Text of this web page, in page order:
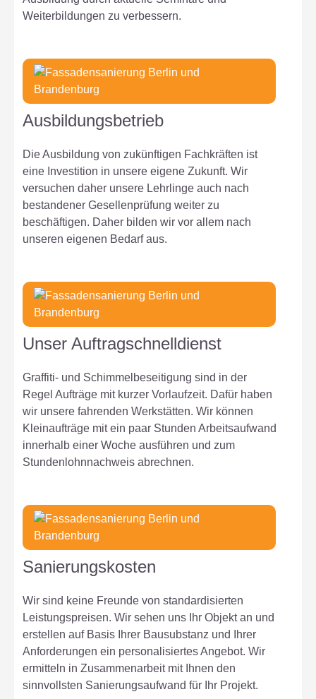
Weiterbildungen zu verbessern.
Ausbildungsbetrieb
Die Ausbildung von zukünftigen Fachkräften ist
eine Investition in unsere eigene Zukunft. Wir
versuchen daher unsere Lehrlinge auch nach
bestandener Gesellenprüfung weiter zu
beschäftigen. Daher bilden wir vor allem nach
unseren eigenen Bedarf aus.
Unser Auftragschnelldienst
Graffiti- und Schimmelbeseitigung sind in der
Regel Aufträge mit kurzer Vorlaufzeit. Dafür haben
wir unsere fahrenden Werkstätten. Wir können
Kleinaufträge mit ein paar Stunden Arbeitsaufwand
innerhalb einer Woche ausführen und zum
Stundenlohnnachweis abrechnen.
Sanierungskosten
Wir sind keine Freunde von standardisierten
Leistungspreisen. Wir sehen uns Ihr Objekt an und
erstellen auf Basis Ihrer Bausubstanz und Ihrer
Anforderungen ein personalisiertes Angebot. Wir
ermitteln in Zusammenarbeit mit Ihnen den
sinnvollsten Sanierungsaufwand für Ihr Projekt.